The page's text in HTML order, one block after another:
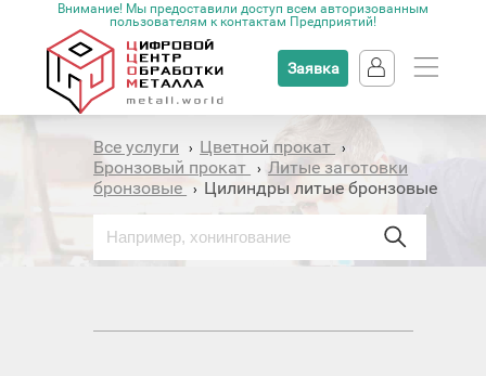
Внимание! Мы предоставили доступ всем авторизованным
пользователям к контактам Предприятий!
Заявка
Все услуги › Цветной прокат ›
Бронзовый прокат ›Литые заготовки
бронзовые
› Цилиндры литые бронзовые